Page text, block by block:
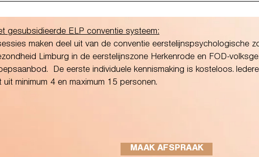
gesubsidieerde ELP conventie systeem:
maken deel uit van de conventie eerstelijnspsychologische
Limburg in de eerstelijnszone Herkenrode en FOD-
De eerste individuele kennismaking is kosteloos.
minimum 4 en maximum 15 personen.
MAAK AFSPRAAK